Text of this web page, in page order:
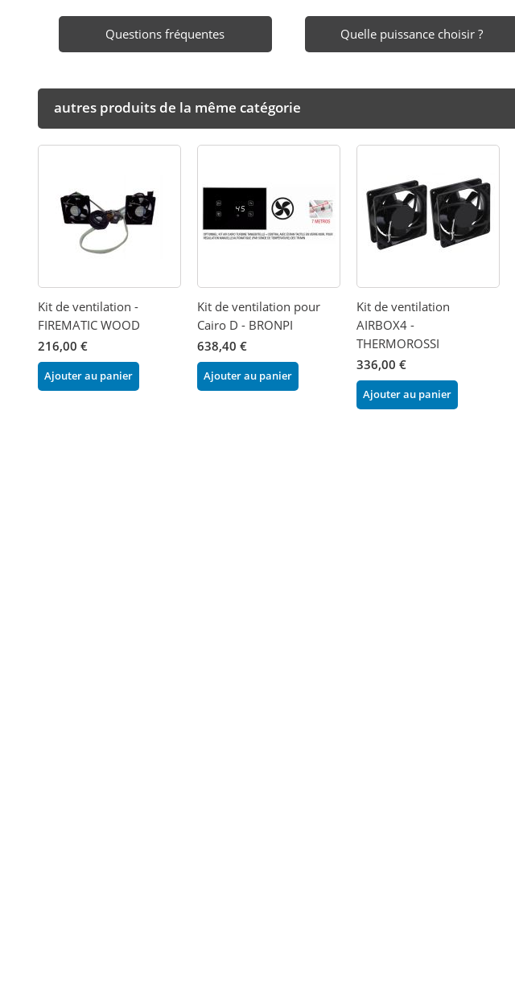
Questions fréquentes Quelle puissance choisir ?
autres produits de la même catégorie
Kit de ventilation -
FIREMATIC WOOD
216,00 €
Ajouter au panier
Kit de ventilation pour
Cairo D - BRONPI
638,40 €
Ajouter au panier
Kit de ventilation
AIRBOX4 -
THERMOROSSI
336,00 €
Ajouter au panier